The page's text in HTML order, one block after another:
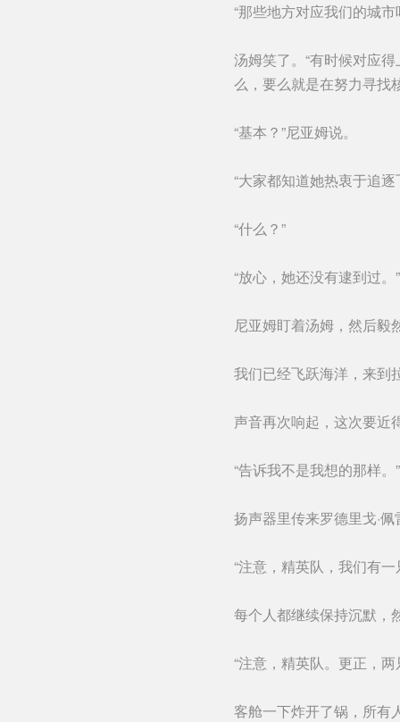
“那些地方对应我们的城市
汤姆笑了。“有时候对应
么，要么就是在努力寻找
“基本？”尼亚姆说。
“大家都知道她热衷于追逐
“什么？”
“放心，她还没有逮到过
尼亚姆盯着汤姆，然后毅
我们已经飞跃海洋，来到
声音再次响起，这次要近
“告诉我不是我想的那样。
扬声器里传来罗德里戈·
“注意，精英队，我们有
每个人都继续保持沉默，
“注意，精英队。更正，
客舱一下炸开了锅，所有